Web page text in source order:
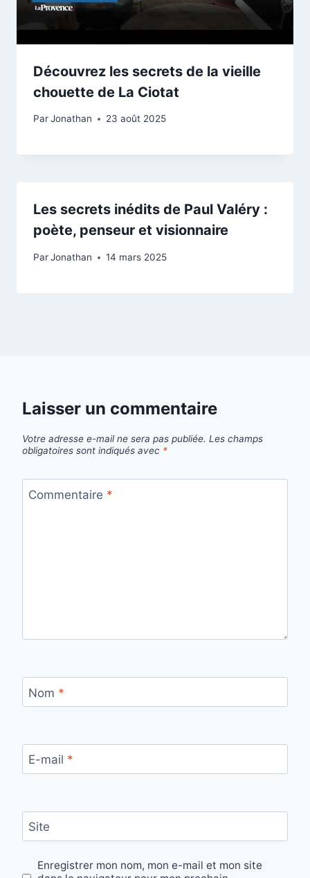
Découvrez les secrets de la vieille
chouette de La Ciotat
ParJonathan 23 août 2025
Les secrets inédits de Paul Valéry :
poète, penseur et visionnaire
ParJonathan 14 mars 2025
Laisser un commentaire
Votre adresse e-mail ne sera pas publiée. Les champs
obligatoires sont indiqués avec *
Commentaire *
Nom *
E-mail *
Site
Enregistrer mon nom, mon e-mail et mon site